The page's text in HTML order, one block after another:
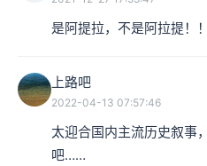
是阿提拉，不是阿拉提！！
上路吧
2022-04-13 07:57:46
太迎合国内主流历史叙事
吧……